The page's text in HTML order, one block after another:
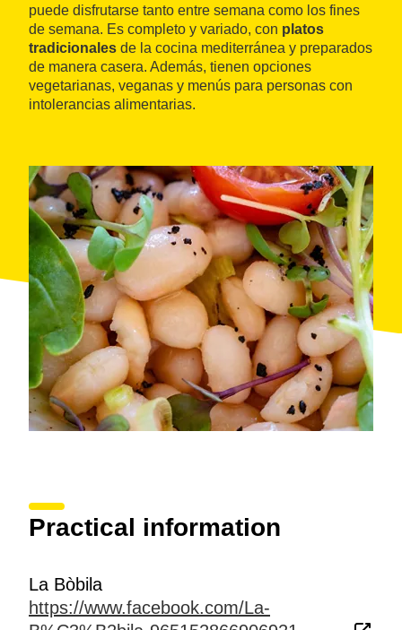
puede disfrutarse tanto entre semana como los fines
de semana. Es completo y variado, con platos
tradicionales de la cocina mediterránea y preparados
de manera casera. Además, tienen opciones
vegetarianas, veganas y menús para personas con
intolerancias alimentarias.
Practical information
La Bòbila
https://www.facebook.com/La-